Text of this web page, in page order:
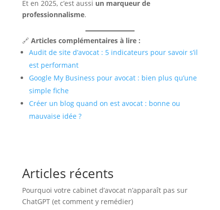
Et en 2025, c’est aussi un marqueur de
professionnalisme.
🔗 Articles complémentaires à lire :
Audit de site d’avocat : 5 indicateurs pour savoir s’il
est performant
Google My Business pour avocat : bien plus qu’une
simple fiche
Créer un blog quand on est avocat : bonne ou
mauvaise idée ?
Articles récents
Pourquoi votre cabinet d’avocat n’apparaît pas sur
ChatGPT (et comment y remédier)